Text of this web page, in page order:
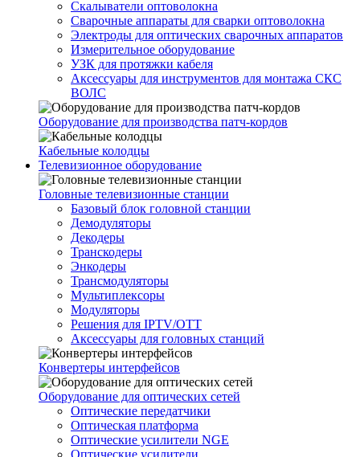
Скалыватели оптоволокна
Сварочные аппараты для сварки оптоволокна
Электроды для оптических сварочных аппаратов
Измерительное оборудование
УЗК для протяжки кабеля
Аксессуары для инструментов для монтажа СКС
ВОЛС
Оборудование для производства патч-кордов
Кабельные колодцы
Телевизионное оборудование
Головные телевизионные станции
Базовый блок головной станции
Демодуляторы
Декодеры
Транскодеры
Энкодеры
Трансмодуляторы
Мультиплексоры
Модуляторы
Решения для IPTV/OTT
Аксессуары для головных станций
Конвертеры интерфейсов
Оборудование для оптических сетей
Оптические передатчики
Оптическая платформа
Оптические усилители NGE
Оптические усилители